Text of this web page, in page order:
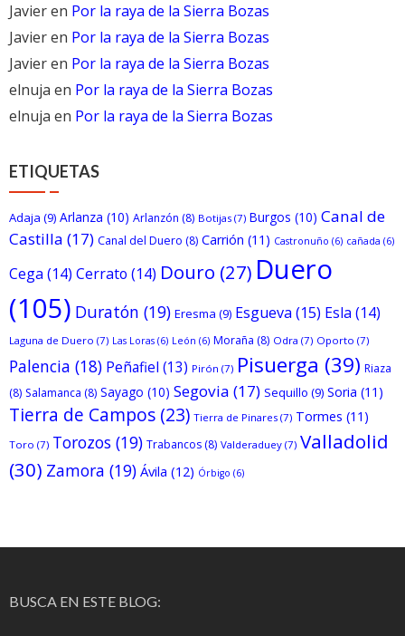
Javieren Por la raya de la Sierra Bozas
Javieren Por la raya de la Sierra Bozas
Javieren Por la raya de la Sierra Bozas
elnuja en Por la raya de la Sierra Bozas
elnuja en Por la raya de la Sierra Bozas
ETIQUETAS
Adaja (9) Arlanza (10) Arlanzón (8) Botijas (7) Burgos (10) Canal de
Castilla (17) Canal del Duero (8) Carrión (11) Castronuño (6) cañada (6)
Cega (14) Cerrato (14) Douro (27) Duero
(105) Duratón (19) Eresma (9) Esgueva (15) Esla (14)
Laguna de Duero (7) Las Loras (6) León (6) Moraña (8) Odra (7) Oporto (7)
Palencia (18) Peñafiel (13) Pirón (7) Pisuerga (39) Riaza
(8) Salamanca (8) Sayago (10) Segovia (17) Sequillo (9) Soria (11)
Tierra de Campos (23) Tierra de Pinares (7) Tormes (11)
Toro (7) Torozos (19) Trabancos (8) Valderaduey (7) Valladolid
(30) Zamora (19) Ávila (12) Órbigo (6)
BUSCA EN ESTE BLOG: